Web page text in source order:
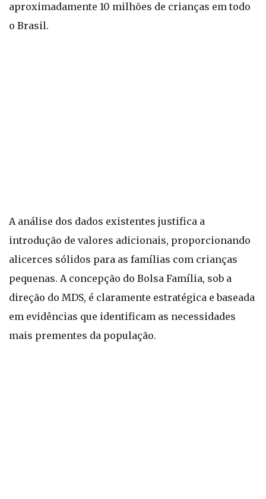
aproximadamente 10 milhões de crianças em todo
o Brasil.
A análise dos dados existentes justifica a
introdução de valores adicionais, proporcionando
alicerces sólidos para as famílias com crianças
pequenas. A concepção do Bolsa Família, sob a
direção do MDS, é claramente estratégica e baseada
em evidências que identificam as necessidades
mais prementes da população.